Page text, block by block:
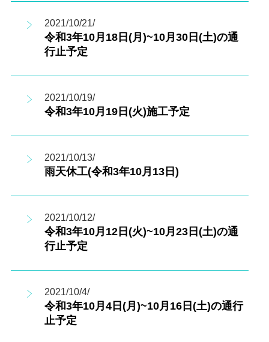
2021/10/21/
令和3年10月18日(月)~10月30日(土)の通
行止予定
2021/10/19/
令和3年10月19日(火)施工予定
2021/10/13/
雨天休工(令和3年10月13日)
2021/10/12/
令和3年10月12日(火)~10月23日(土)の通
行止予定
2021/10/4/
令和3年10月4日(月)~10月16日(土)の通行
止予定